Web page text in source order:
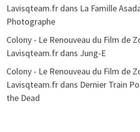
Lavisqteam.frdans La Famille
Photographe
Colony - Le Renouveau du Film de
Lavisqteam.frdans Jung-E
Colony - Le Renouveau du Film de
Lavisqteam.frdans Dernier Train
the Dead